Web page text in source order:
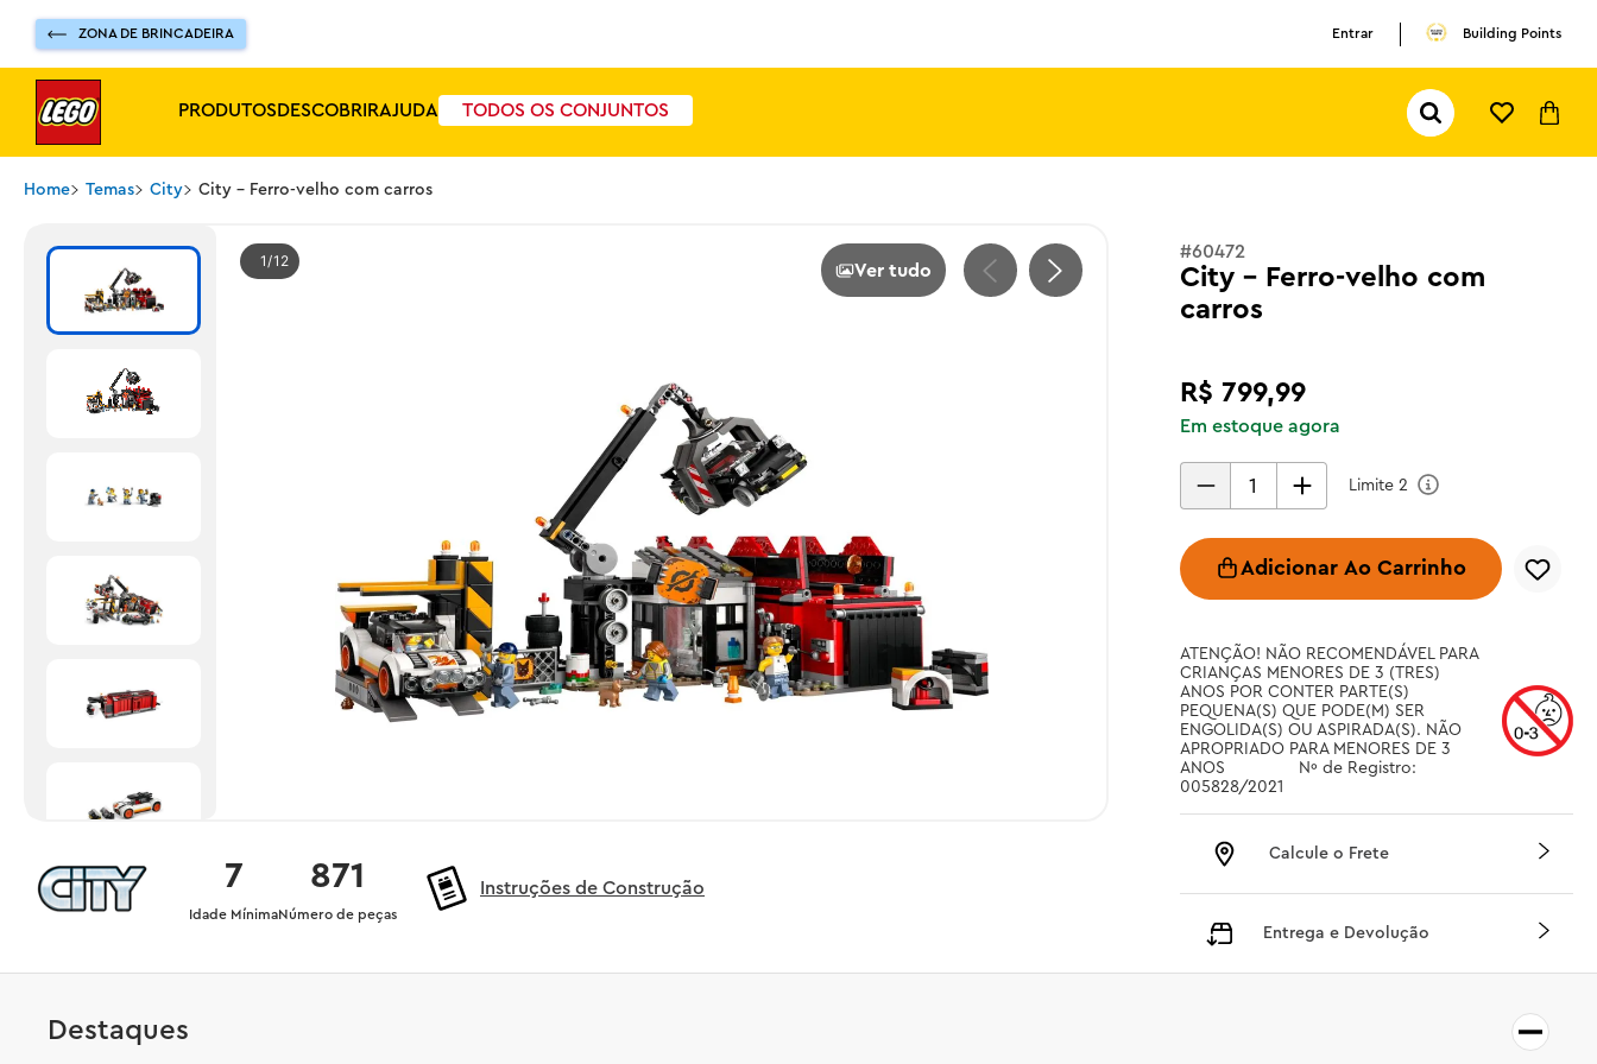
ZONA DE BRINCADEIRA Entrar Building Points
PRODUTOSDESCOBRIRAJUDA TODOS OS CONJUNTOS
Pesquisar...
Home Temas City City - Ferro-velho com carros
1 12 Ver tudo
871
Número de peças
7
Idade Mínima
Instruções de Construção
#60472
City - Ferro-velho com
carros
R$ 799,99
Em estoque agora
Limite 2
Adicionar Ao Carrinho
ATENÇÃO! NÃO RECOMENDÁVEL PARA
CRIANÇAS MENORES DE 3 (TRES)
ANOS POR CONTER PARTE(S)
PEQUENA(S) QUE PODE(M) SER
ENGOLIDA(S) OU ASPIRADA(S). NÃO
APROPRIADO PARA MENORES DE 3
ANOS		 Nº de Registro:
005828/2021
Calcule o Frete
Entrega e Devolução
Destaques
pokemon
ferrari